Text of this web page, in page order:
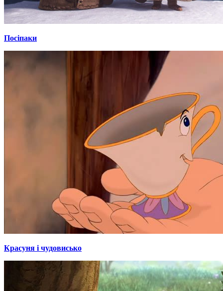
Посіпаки
Красуня і чудовисько